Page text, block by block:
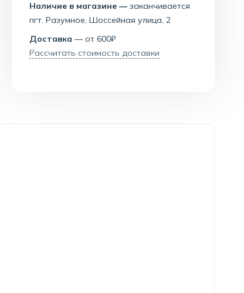
Наличие в магазине — заканчивается
пгт. Разумное, Шоссейная улица, 2
Доставка — от 600₽
Рассчитать стоимость доставки